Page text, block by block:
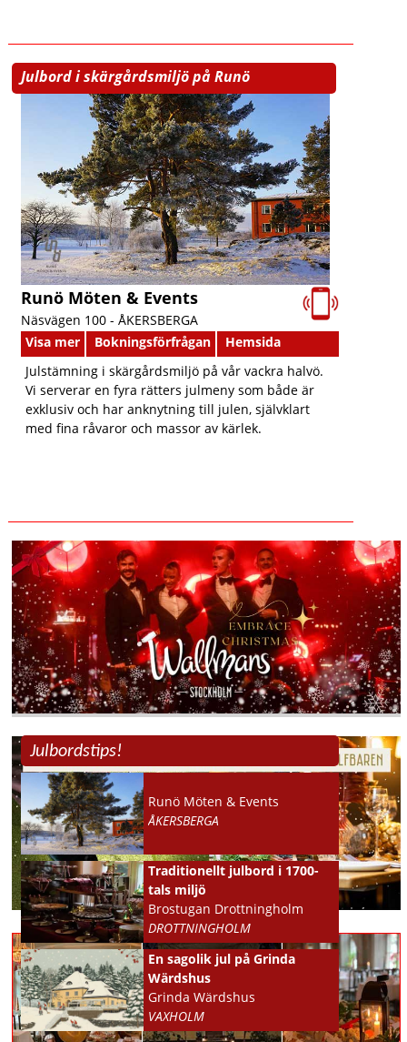
Julbord i skärgårdsmiljö på Runö
Runö Möten & Events
Näsvägen 100 - ÅKERSBERGA
Visa mer
Bokningsförfrågan
Hemsida
Julstämning i skärgårdsmiljö på vår vackra halvö.
Vi serverar en fyra rätters julmeny som både är
exklusiv och har anknytning till julen, självklart
med fina råvaror och massor av kärlek.
Julbordstips!
Runö Möten & Events
ÅKERSBERGA
Traditionellt julbord i 1700-
tals miljö
Brostugan Drottningholm
DROTTNINGHOLM
En sagolik jul på Grinda
Wärdshus
Grinda Wärdshus
VAXHOLM